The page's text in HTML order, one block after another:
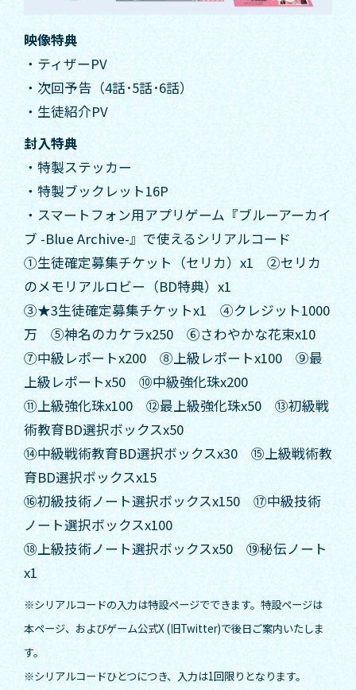
映像特典
・ティザーPV
・次回予告（4話･5話･6話）
・生徒紹介PV
封入特典
・特製ステッカー
・特製ブックレット16P
・スマートフォン用アプリゲーム『ブルーアーカイ
ブ -Blue Archive-』で使えるシリアルコード
①生徒確定募集チケット（セリカ）x1 ②セリカ
のメモリアルロビー（BD特典）x1
③★3生徒確定募集チケットx1 ④クレジット1000
万 ⑤神名のカケラx250 ⑥さわやかな花束x10
⑦中級レポートx200 ⑧上級レポートx100 ⑨最
上級レポートx50 ⑩中級強化珠x200
⑪上級強化珠x100 ⑫最上級強化珠x50 ⑬初級戦
術教育BD選択ボックスx50
⑭中級戦術教育BD選択ボックスx30 ⑮上級戦術教
育BD選択ボックスx15
⑯初級技術ノート選択ボックスx150 ⑰中級技術
ノート選択ボックスx100
⑱上級技術ノート選択ボックスx50 ⑲秘伝ノート
x1
※シリアルコードの入力は特設ページでできます。特設ページは
本ページ、およびゲーム公式X (旧Twitter)で後日ご案内いたしま
す。
※シリアルコードひとつにつき、入力は1回限りとなります。